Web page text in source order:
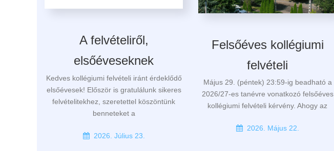
A felvételiről,
elsőéveseknek
Kedves kollégiumi felvételi iránt érdeklődő
elsőévesek! Először is gratulálunk sikeres
felvételitekhez, szeretettel köszöntünk
benneteket a
2026. Július 23.
Felsőéves kollégiumi
felvételi
Május 29. (péntek) 23:59-ig beadható a
2026/27-es tanévre vonatkozó felsőéves
kollégiumi felvételi kérvény. Ahogy az
2026. Május 22.